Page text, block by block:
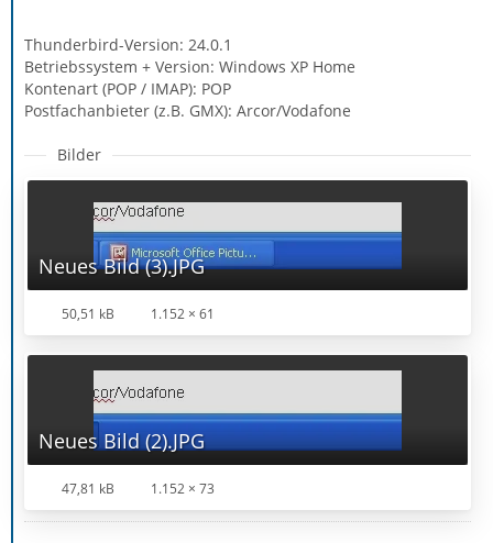
Thunderbird-Version: 24.0.1
Betriebssystem + Version: Windows XP Home
Kontenart (POP / IMAP): POP
Postfachanbieter (z.B. GMX): Arcor/Vodafone
Bilder
Neues Bild (3).JPG
50,51 kB 1.152 × 61
Neues Bild (2).JPG
47,81 kB 1.152 × 73